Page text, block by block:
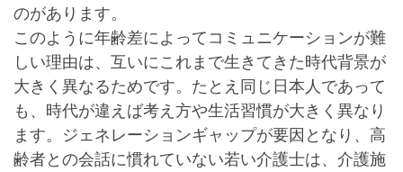
のがあります。
このように年齢差によってコミュニケーションが難
しい理由は、互いにこれまで生きてきた時代背景が
大きく異なるためです。たとえ同じ日本人であって
も、時代が違えば考え方や生活習慣が大きく異なり
ます。ジェネレーションギャップが要因となり、高
齢者との会話に慣れていない若い介護士は、介護施